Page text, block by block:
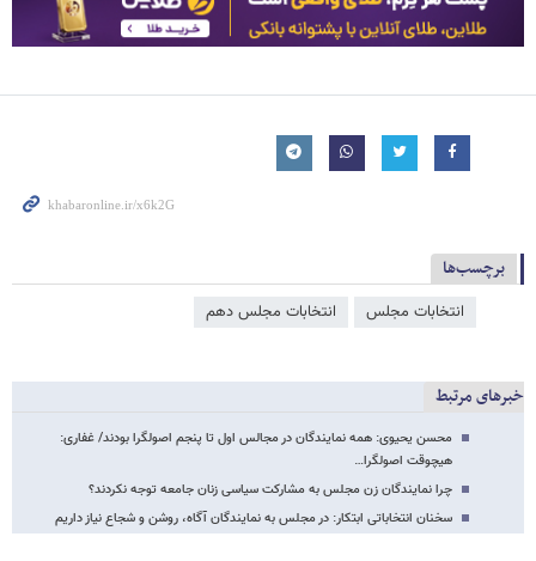
برچسب‌ها
انتخابات مجلس انتخابات مجلس دهم
خبرهای مرتبط
محسن یحیوی: همه نمایندگان در مجالس اول تا پنجم اصولگرا بودند/ غفاری:
هیچوقت اصولگرا…
چرا نمایندگان زن مجلس به مشارکت سیاسی زنان جامعه توجه نکردند؟
سخنان انتخاباتی ابتکار: در مجلس به نمایندگان آگاه، روشن و شجاع نیاز داریم